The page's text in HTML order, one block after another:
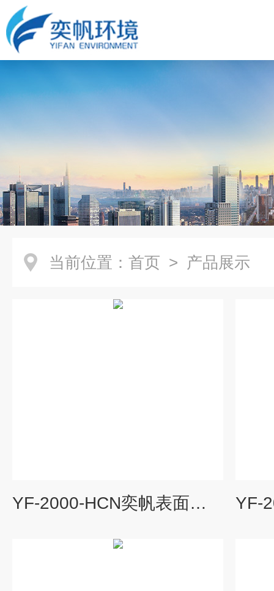
当前位置： 首页 > 产品展示
YF-2000-HCN奕帆表面处理氰化氢监测探头厂家